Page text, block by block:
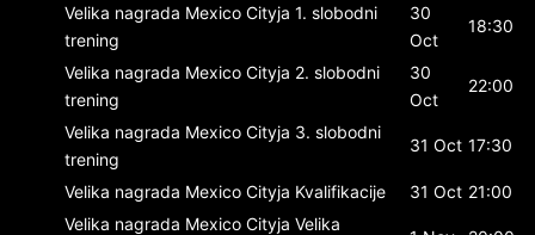
Velika nagrada Mexico Cityja 1. slobodni
trening
30
Oct
18:30
Velika nagrada Mexico Cityja 2. slobodni
trening
30
Oct
22:00
Velika nagrada Mexico Cityja 3. slobodni
trening
31 Oct 17:30
Velika nagrada Mexico Cityja Kvalifikacije 31 Oct 21:00
Velika nagrada Mexico Cityja Velika